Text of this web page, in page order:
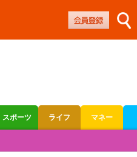
スポーツ ライフ マネー